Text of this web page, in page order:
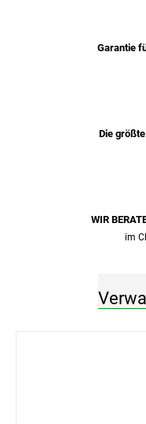
Garantie
Die
WIR
im